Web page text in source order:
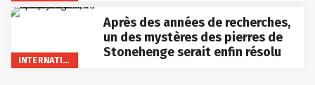
INTERNATIONAL
Après des années de recherches,
un des mystères des pierres de
Stonehenge serait enfin résolu